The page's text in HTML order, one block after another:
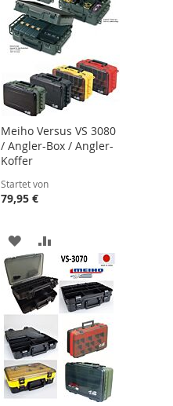
Meiho Versus VS 3080
/ Angler-Box / Angler-
Koffer
Startet von
79,95 €
ZUR
WUNSCHLISTE
HINZUFÜGEN
VERGLEICHSLISTE
HINZUFÜGEN